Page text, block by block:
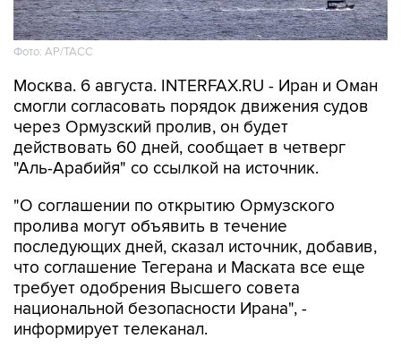
Фото: AP/ТАСС
Москва. 6 августа. INTERFAX.RU - Иран и Оман
смогли согласовать порядок движения судов
через Ормузский пролив, он будет
действовать 60 дней, сообщает в четверг
"Аль-Арабийя" со ссылкой на источник.
"О соглашении по открытию Ормузского
пролива могут объявить в течение
последующих дней, сказал источник, добавив,
что соглашение Тегерана и Маската все еще
требует одобрения Высшего совета
национальной безопасности Ирана", -
информирует телеканал.